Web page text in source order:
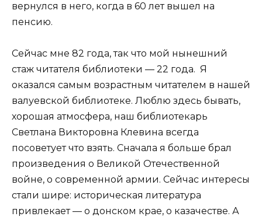
вернулся в него, когда в 60 лет вышел на
пенсию.
Сейчас мне 82 года, так что мой нынешний
стаж читателя библиотеки — 22 года. Я
оказался самым возрастным читателем в нашей
валуевской библиотеке. Люблю здесь бывать,
хорошая атмосфера, наш библиотекарь
Светлана Викторовна Клевина всегда
посоветует что взять. Сначала я больше брал
произведения о Великой Отечественной
войне, о современной армии. Сейчас интересы
стали шире: историческая литература
привлекает — о донском крае, о казачестве. А